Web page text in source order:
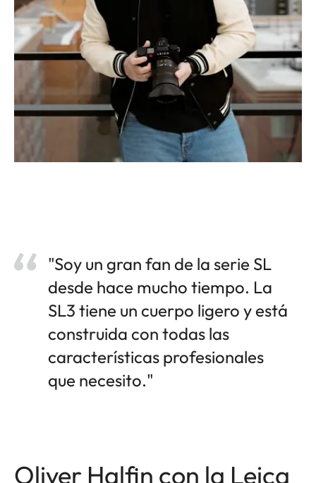
"Soy un gran fan de la serie SL
desde hace mucho tiempo. La
SL3 tiene un cuerpo ligero y está
construida con todas las
características profesionales
que necesito."
Oliver Halfin con la Leica